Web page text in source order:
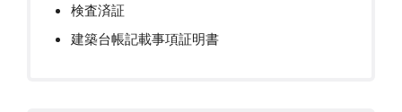
検査済証
建築台帳記載事項証明書